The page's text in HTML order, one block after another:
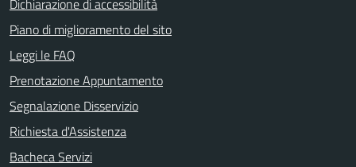
Piano di miglioramento del sito
Leggi le FAQ
Prenotazione Appuntamento
Segnalazione Disservizio
Richiesta d'Assistenza
Bacheca Servizi